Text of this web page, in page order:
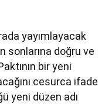
yayımlayacak
sonlarına doğru ve
bir yeni
cesurca ifade
yeni düzen adı